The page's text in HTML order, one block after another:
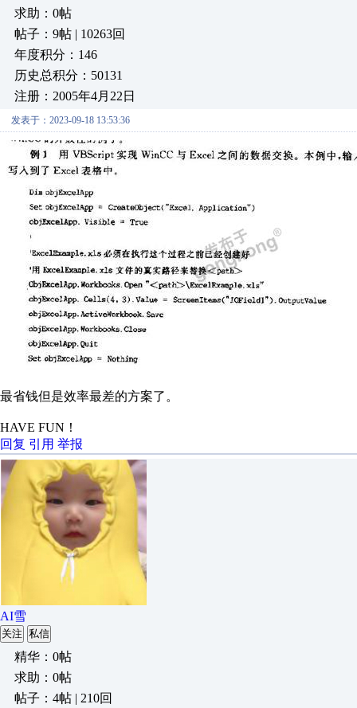
求助：0帖
帖子：9帖 | 10263回
年度积分：146
历史总积分：50131
注册：2005年4月22日
发表于：2023-09-18 13:53:36
最省钱但是效率最差的方案了。
HAVE FUN！
回复 引用 举报
AI雪
关注 私信
精华：0帖
求助：0帖
帖子：4帖 | 210回